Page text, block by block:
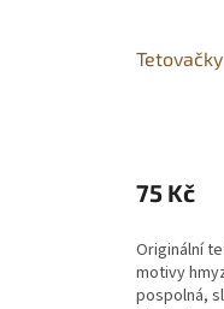
75 Kč
Originální
motivy
pospolná,